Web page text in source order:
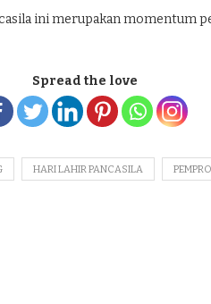
ini merupakan momentum
Spread the love
HARI LAHIR PANCASILA